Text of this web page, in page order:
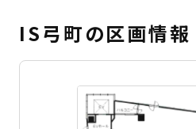
IS弓町の区画情報